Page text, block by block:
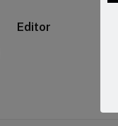
Editor